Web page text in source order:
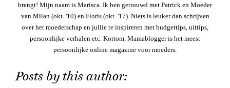
brengt! Mijn naam is Marisca. Ik ben getrouwd met Patrick en Moeder
van Milan (okt. '10) en Floris (okt. '17). Niets is leuker dan schrijven
over het moederschap en jullie te inspireren met budgettips, uittips,
persoonlijke verhalen etc. Kortom, Mamablogger is het meest
persoonlijke online magazine voor moeders.
Posts by this author: